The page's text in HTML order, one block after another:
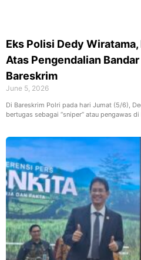
Eks Polisi Dedy
Atas Pengendalian
Bareskrim
June 5, 2026
Di Bareskrim Polri pada hari Jumat (5/6),
bertugas sebagai “sniper” atau pengawas